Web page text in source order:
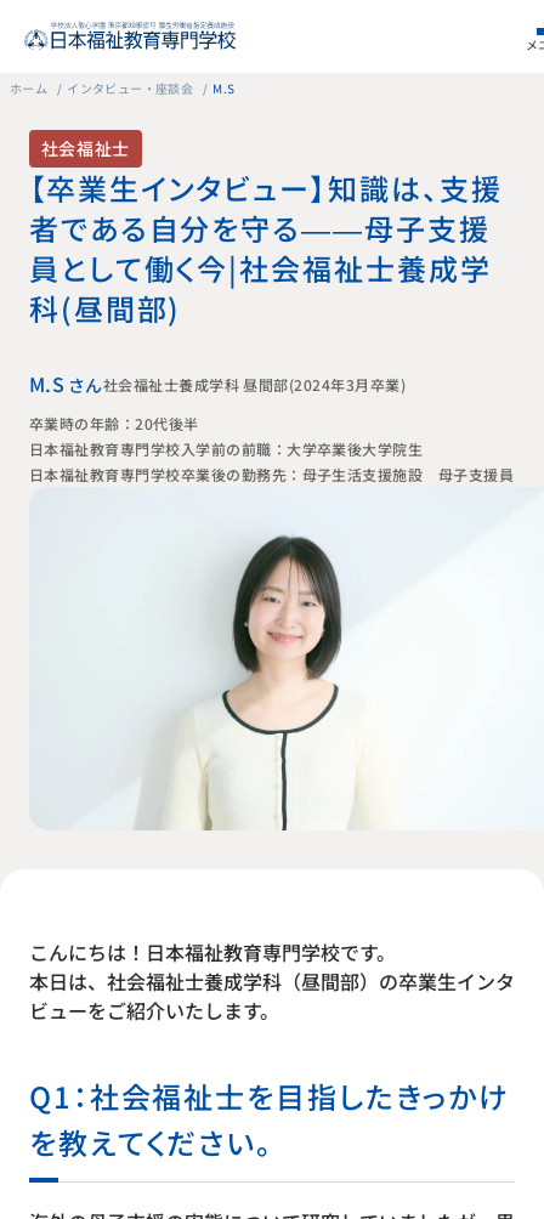
メ
ホーム インタビュー・座談会 M.S
社会福祉士
【卒業生インタビュー】知識は、支援
者である自分を守る——母子支援
員として働く今｜社会福祉士養成学
科（昼間部）
M.S さん社会福祉士養成学科 昼間部（2024年3月卒業）
卒業時の年齢：20代後半
日本福祉教育専門学校入学前の前職：大学卒業後大学院生
日本福祉教育専門学校卒業後の勤務先：母子生活支援施設 母子支援員
こんにちは！日本福祉教育専門学校です。
本日は、社会福祉士養成学科（昼間部）の卒業生インタ
ビューをご紹介いたします。
Q1：社会福祉士を目指したきっかけ
を教えてください。